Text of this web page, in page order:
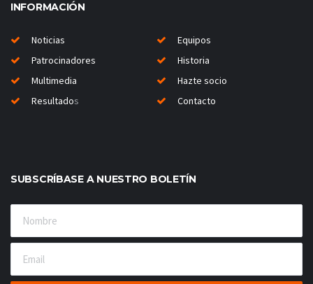
INFORMACIÓN
Noticias
Equipos
Patrocinadores
Historia
Multimedia
Hazte socio
Resultados Contacto
SUBSCRÍBASE A NUESTRO BOLETÍN